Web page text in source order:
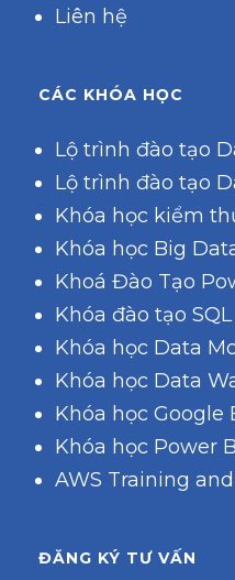
Liên hệ
CÁC KHÓA HỌC
Lộ trình đào tạo
Lộ trình đào tạo
Khóa học kiểm
Khóa học Big
Khoá Đào Tạo
Khóa đào tạo SQL
Khóa học Data
Khóa học Data
Khóa học Google
Khóa học Power
AWS Training
ĐĂNG KÝ TƯ VẤN